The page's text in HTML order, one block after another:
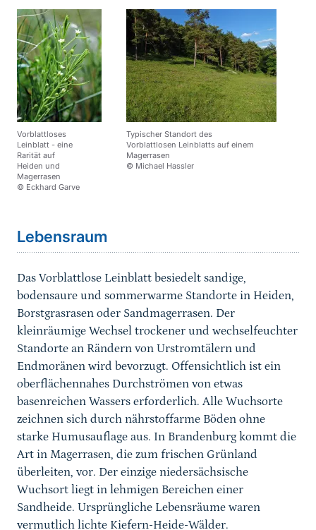
Vorblattloses
Leinblatt - eine
Rarität auf
Heiden und
Magerrasen
© Eckhard Garve
Typischer Standort des
Vorblattlosen Leinblatts auf einem
Magerrasen
© Michael Hassler
Lebensraum
Das Vorblattlose Leinblatt besiedelt sandige,
bodensaure und sommerwarme Standorte in Heiden,
Borstgrasrasen oder Sandmagerrasen. Der
kleinräumige Wechsel trockener und wechselfeuchter
Standorte an Rändern von Urstromtälern und
Endmoränen wird bevorzugt. Offensichtlich ist ein
oberflächennahes Durchströmen von etwas
basenreichen Wassers erforderlich. Alle Wuchsorte
zeichnen sich durch nährstoffarme Böden ohne
starke Humusauflage aus. In Brandenburg kommt die
Art in Magerrasen, die zum frischen Grünland
überleiten, vor. Der einzige niedersächsische
Wuchsort liegt in lehmigen Bereichen einer
Sandheide. Ursprüngliche Lebensräume waren
vermutlich lichte Kiefern-Heide-Wälder.